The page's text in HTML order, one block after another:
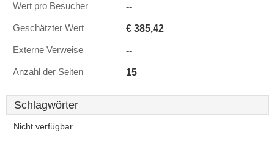
Wert pro Besucher --
Geschätzter Wert € 385,42
Externe Verweise --
Anzahl der Seiten 15
Schlagwörter
Nicht verfügbar